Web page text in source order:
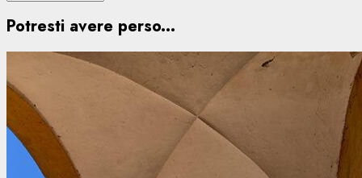
Potresti avere perso...